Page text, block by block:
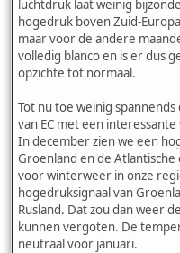
luchtdruk laat weinig
hogedruk boven Zuid-
maar voor de andere
volledig blanco en is er dus
opzichte tot normaal.
Tot nu toe weinig
van EC met een
In december zien we een
Groenland en de Atlantische
voor winterweer in onze
hogedruksignaal van
Rusland. Dat zou dan weer
kunnen vergoten. De
neutraal voor januari.